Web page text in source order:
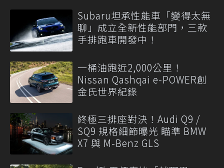
Subaru坦承性能車「變得太無
聊」成立全新性能部門，三款
手排跑車開發中！
一桶油跑近2,000公里！
Nissan Qashqai e-POWER創
金氏世界紀錄
終極三排座對決！Audi Q9 /
SQ9 規格細節曝光 瞄準 BMW
X7 與 M-Benz GLS